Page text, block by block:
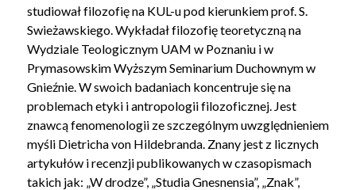
studiował filozofię na KUL-u pod kierunkiem prof. S.
Swieżawskiego. Wykładał filozofię teoretyczną na
Wydziale Teologicznym UAM w Poznaniu i w
Prymasowskim Wyższym Seminarium Duchownym w
Gnieźnie. W swoich badaniach koncentruje się na
problemach etyki i antropologii filozoficznej. Jest
znawcą fenomenologii ze szczególnym uwzględnieniem
myśli Dietricha von Hildebranda. Znany jest z licznych
artykułów i recenzji publikowanych w czasopismach
takich jak: „W drodze”, „Studia Gnesnensia”, „Znak”,